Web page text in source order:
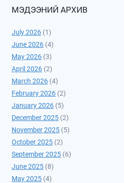
МЭДЭЭНИЙ АРХИВ
July 2026 (1)
June 2026 (4)
May 2026 (3)
April 2026 (2)
March 2026 (4)
February 2026 (2)
January 2026 (5)
December 2025 (2)
November 2025 (5)
October 2025 (2)
September 2025 (6)
June 2025 (8)
May 2025 (4)